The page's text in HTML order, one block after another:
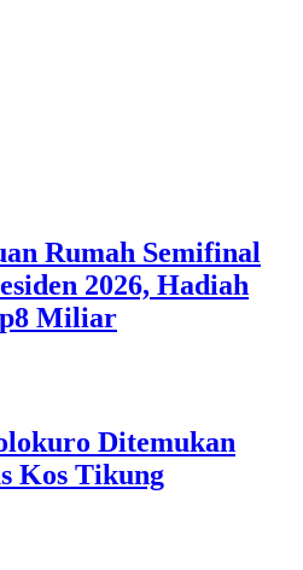
Rumah Semifinal
2026, Hadiah
Miliar
Ditemukan
Kos Tikung